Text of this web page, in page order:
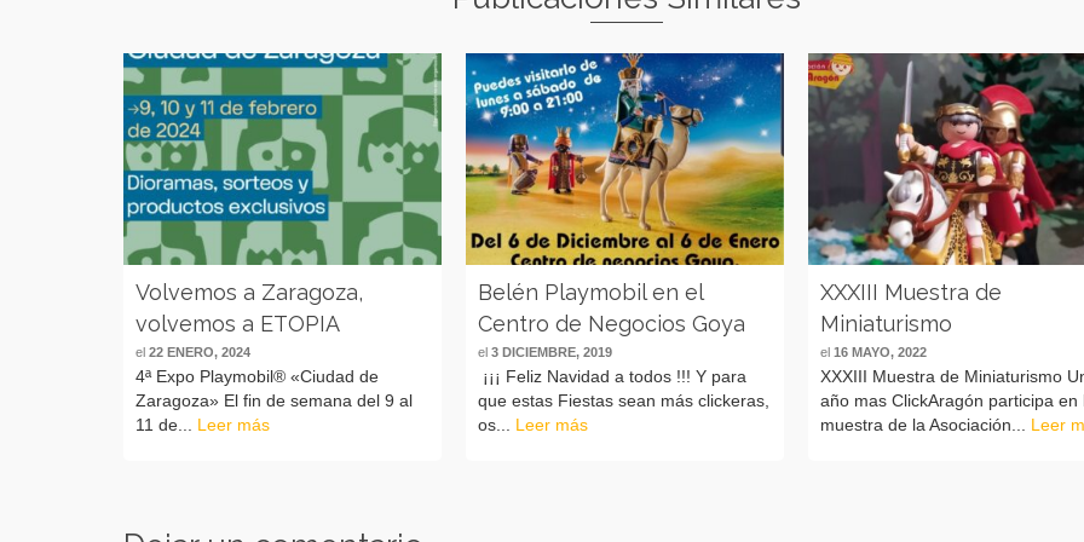
Volvemos a Zaragoza,
volvemos a ETOPIA
el 22 ENERO, 2024
4ª Expo Playmobil® «Ciudad de
Zaragoza» El fin de semana del 9 al
11 de... Leer más
Belén Playmobil en el
Centro de Negocios Goya
el3 DICIEMBRE, 2019
¡¡¡ Feliz Navidad a todos !!! Y para
que estas Fiestas sean más clickeras,
os... Leer más
XXXIII Muestra de
Miniaturismo
el16 MAYO, 2022
XXXIII Muestra de Miniaturismo
año mas ClickAragón participa en
muestra de la Asociación... Leer